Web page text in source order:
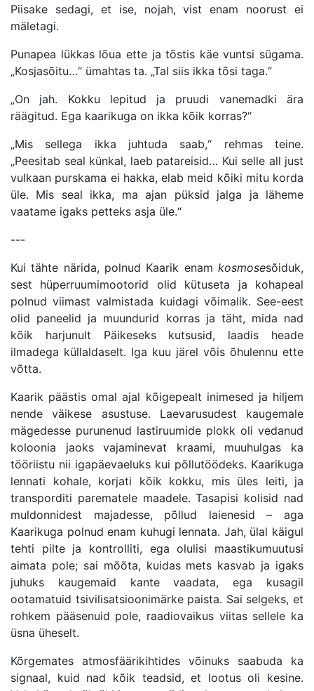
Piisake sedagi, et ise, nojah, vist enam noorust ei
mäletagi.
Punapea lükkas lõua ette ja tõstis käe vuntsi sügama.
„Kosjasõitu…“ ümahtas ta. „Tal siis ikka tõsi taga.“
„On jah. Kokku lepitud ja pruudi vanemadki ära
räägitud. Ega kaarikuga on ikka kõik korras?“
„Mis sellega ikka juhtuda saab,“ rehmas teine.
„Peesitab seal künkal, laeb patareisid… Kui selle all just
vulkaan purskama ei hakka, elab meid kõiki mitu korda
üle. Mis seal ikka, ma ajan püksid jalga ja läheme
vaatame igaks petteks asja üle.“
---
Kui tähte närida, polnud Kaarik enam kosmosesõiduk,
sest hüperruumimootorid olid kütuseta ja kohapeal
polnud viimast valmistada kuidagi võimalik. See-eest
olid paneelid ja muundurid korras ja täht, mida nad
kõik harjunult Päikeseks kutsusid, laadis heade
ilmadega küllaldaselt. Iga kuu järel võis õhulennu ette
võtta.
Kaarik päästis omal ajal kõigepealt inimesed ja hiljem
nende väikese asustuse. Laevarusudest kaugemale
mägedesse purunenud lastiruumide plokk oli vedanud
koloonia jaoks vajaminevat kraami, muuhulgas ka
tööriistu nii igapäevaeluks kui põllutöödeks. Kaarikuga
lennati kohale, korjati kõik kokku, mis üles leiti, ja
transporditi parematele maadele. Tasapisi kolisid nad
muldonnidest majadesse, põllud laienesid – aga
Kaarikuga polnud enam kuhugi lennata. Jah, ülal käigul
tehti pilte ja kontrolliti, ega olulisi maastikumuutusi
aimata pole; sai mõõta, kuidas mets kasvab ja igaks
juhuks kaugemaid kante vaadata, ega kusagil
ootamatuid tsivilisatsioonimärke paista. Sai selgeks, et
rohkem pääsenuid pole, raadiovaikus viitas sellele ka
üsna üheselt.
Kõrgemates atmosfäärikihtides võinuks saabuda ka
signaal, kuid nad kõik teadsid, et lootus oli kesine.